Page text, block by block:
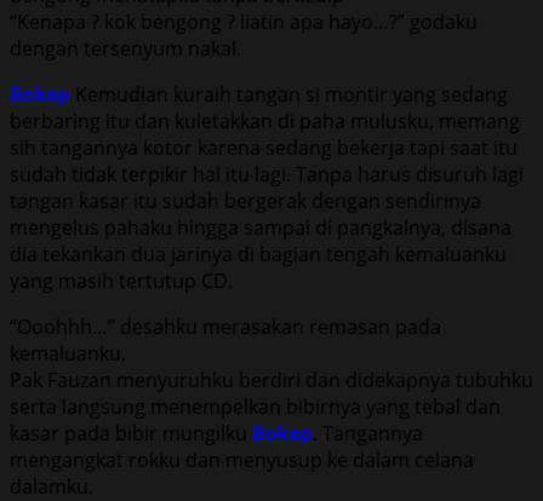
“Kenapa ? kok bengong ? liatin apa hayo…?” godaku
dengan tersenyum nakal.
Bokep Kemudian kuraih tangan si montir yang sedang
berbaring itu dan kuletakkan di paha mulusku, memang
sih tangannya kotor karena sedang bekerja tapi saat itu
sudah tidak terpikir hal itu lagi. Tanpa harus disuruh lagi
tangan kasar itu sudah bergerak dengan sendirinya
mengelus pahaku hingga sampai di pangkalnya, disana
dia tekankan dua jarinya di bagian tengah kemaluanku
yang masih tertutup CD.
“Ooohhh…” desahku merasakan remasan pada
kemaluanku.
Pak Fauzan menyuruhku berdiri dan didekapnya tubuhku
serta langsung menempelkan bibirnya yang tebal dan
kasar pada bibir mungilku Bokep. Tangannya
mengangkat rokku dan menyusup ke dalam celana
dalamku.